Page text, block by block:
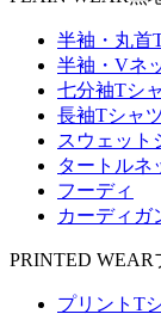
半袖・丸首
半袖・Vネ
七分袖Tシ
長袖Tシャ
スウェット
タートルネ
フーディ
カーディガ
PRINTED WEAR
プリントT